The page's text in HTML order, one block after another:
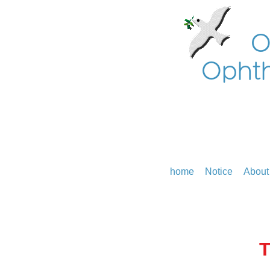
home Notice